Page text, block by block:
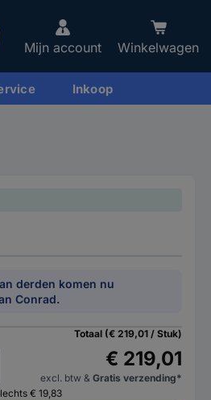
Mijn account Winkelwagen
Inkoop
derden komen nu
Conrad.
Totaal (€ 219,01 / Stuk)
€ 219,01
excl. btw & Gratis verzending*
€ 19,83